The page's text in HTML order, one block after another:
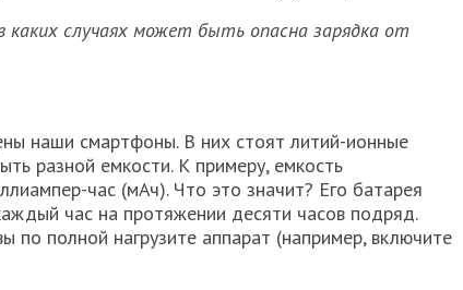
каких случаях может быть опасна зарядка от
наши смартфоны. В них стоят литий-ионные
разной емкости. К примеру, емкость
час (мАч). Что это значит? Его батарея
час на протяжении десяти часов подряд.
полной нагрузите аппарат (например, включите